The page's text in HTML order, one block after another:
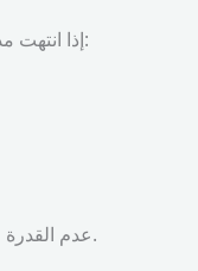
إذا انتهت مدة السيرفر ولم تقم بتجديده، سيحدث ما يلي:
عدم القدرة على مشاهدة المباريات أو القنوات المدفوعة.